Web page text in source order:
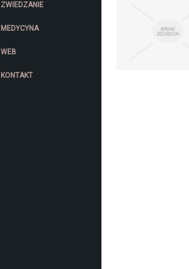
ZWIEDZANIE
MEDYCYNA
WEB
KONTAKT